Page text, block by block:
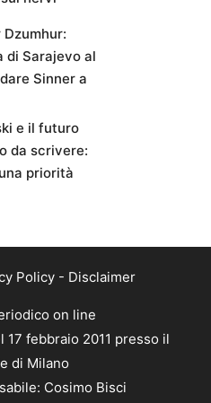
Dzumhur:
di Sarajevo al
Sinner a
e il futuro
da scrivere:
priorità
Policy- Disclaimer
on line
17 febbraio 2011 presso il
di Milano
Cosimo Bisci